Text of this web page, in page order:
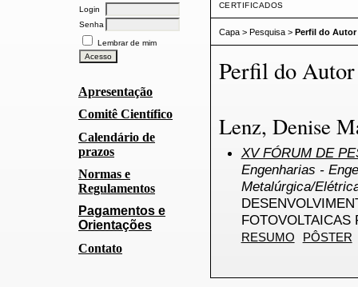
Login
Senha
Lembrar de mim
Apresentação
Comitê Científico
Calendário de
prazos
Normas e
Regulamentos
Pagamentos e
Orientações
Contato
CERTIFICADOS
Capa> Pesquisa> Perfil do Autor
Perfil do Autor
Lenz, Denise
XV FÓRUM DE
Engenharias -
Metalúrgica/
RESUMO PÔSTER